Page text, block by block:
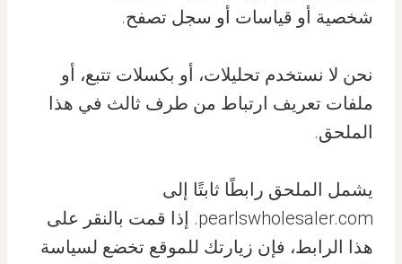
شخصية أو قياسات أو سجل تصفح.
نحن لا نستخدم تحليلات، أو بكسلات تتبع، أو
ملفات تعريف ارتباط من طرف ثالث في هذا
الملحق.
يشمل الملحق رابطًا ثابتًا إلى
pearlswholesaler.com. إذا قمت بالنقر على
هذا الرابط، فإن زيارتك للموقع تخضع لسياسة